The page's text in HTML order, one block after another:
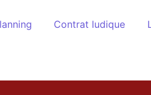
Contrat ludique